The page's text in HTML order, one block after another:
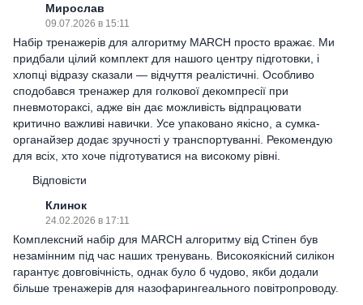
Мирослав
09.07.2026 в 15:11
Набір тренажерів для алгоритму MARCH просто вражає. Ми
придбали цілий комплект для нашого центру підготовки, і
хлопці відразу сказали — відчуття реалістичні. Особливо
сподобався тренажер для голкової декомпресії при
пневмотораксі, адже він дає можливість відпрацювати
критично важливі навички. Усе упаковано якісно, а сумка-
органайзер додає зручності у транспортуванні. Рекомендую
для всіх, хто хоче підготуватися на високому рівні.
Відповісти
Клинок
24.02.2026 в 17:11
Комплексний набір для MARCH алгоритму від Стіпен був
незамінним під час наших тренувань. Високоякісний силікон
гарантує довговічність, однак було б чудово, якби додали
більше тренажерів для назофарингеального повітропроводу.